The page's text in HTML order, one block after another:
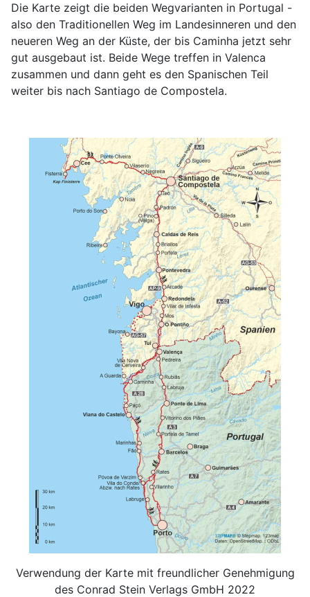
Die Karte zeigt die beiden Wegvarianten in Portugal -
also den Traditionellen Weg im Landesinneren und den
neueren Weg an der Küste, der bis Caminha jetzt sehr
gut ausgebaut ist. Beide Wege treffen in Valenca
zusammen und dann geht es den Spanischen Teil
weiter bis nach Santiago de Compostela.
Verwendung der Karte mit freundlicher Genehmigung
des Conrad Stein Verlags GmbH 2022